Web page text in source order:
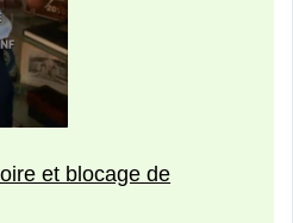
et blocage de